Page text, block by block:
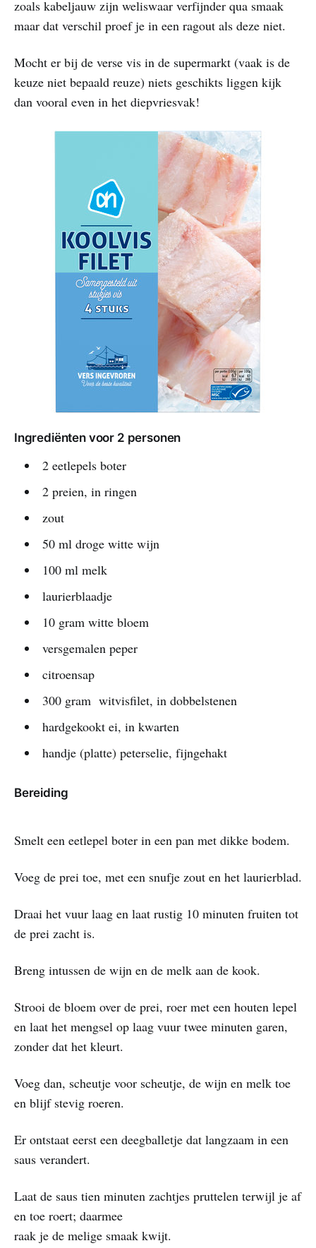
zoals kabeljauw zijn weliswaar verfijnder qua smaak
maar dat verschil proef je in een ragout als deze niet.
Mocht er bij de verse vis in de supermarkt (vaak is de
keuze niet bepaald reuze) niets geschikts liggen kijk
dan vooral even in het diepvriesvak!
Ingrediënten voor 2 personen
2 eetlepels boter
2 preien, in ringen
zout
50 ml droge witte wijn
100 ml melk
laurierblaadje
10 gram witte bloem
versgemalen peper
citroensap
300 gram witvisfilet, in dobbelstenen
hardgekookt ei, in kwarten
handje (platte) peterselie, fijngehakt
Bereiding
Smelt een eetlepel boter in een pan met dikke bodem.
Voeg de prei toe, met een snufje zout en het laurierblad.
Draai het vuur laag en laat rustig 10 minuten fruiten tot
de prei zacht is.
Breng intussen de wijn en de melk aan de kook.
Strooi de bloem over de prei, roer met een houten lepel
en laat het mengsel op laag vuur twee minuten garen,
zonder dat het kleurt.
Voeg dan, scheutje voor scheutje, de wijn en melk toe
en blijf stevig roeren.
Er ontstaat eerst een deegballetje dat langzaam in een
saus verandert.
Laat de saus tien minuten zachtjes pruttelen terwijl je af
en toe roert; daarmee
raak je de melige smaak kwijt.